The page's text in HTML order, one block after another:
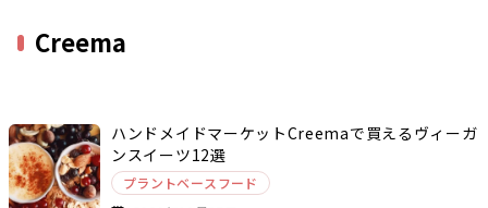
Creema
ハンドメイドマーケットCreemaで買えるヴィーガ
ンスイーツ12選
プラントベースフード